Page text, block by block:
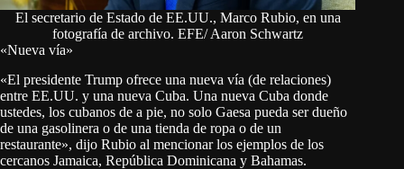
El secretario de Estado de EE.UU., Marco Rubio, en una
fotografía de archivo. EFE/ Aaron Schwartz
«Nueva vía»
«El presidente Trump ofrece una nueva vía (de relaciones)
entre EE.UU. y una nueva Cuba. Una nueva Cuba donde
ustedes, los cubanos de a pie, no solo Gaesa pueda ser dueño
de una gasolinera o de una tienda de ropa o de un
restaurante», dijo Rubio al mencionar los ejemplos de los
cercanos Jamaica, República Dominicana y Bahamas.